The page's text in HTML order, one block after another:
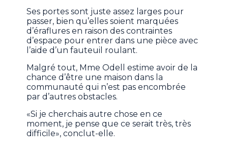
Ses portes sont juste assez larges pour
passer, bien qu’elles soient marquées
d’éraflures en raison des contraintes
d’espace pour entrer dans une pièce avec
l’aide d’un fauteuil roulant.
Malgré tout, Mme Odell estime avoir de la
chance d’être une maison dans la
communauté qui n’est pas encombrée
par d’autres obstacles.
«Si je cherchais autre chose en ce
moment, je pense que ce serait très, très
difficile», conclut-elle.